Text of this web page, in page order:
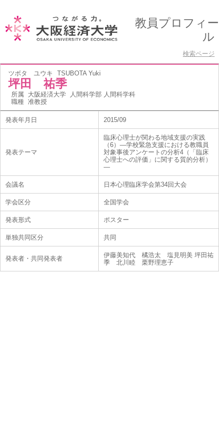
教員プロフィー
ル
検索ページ
ツボタ ユウキ TSUBOTA Yuki
坪田 祐季
所属 大阪経済大学 人間科学部 人間科学科
職種 准教授
発表年月日 2015/09
発表テーマ
臨床心理士が関わる地域支援の実践
（6）―学校緊急支援における教職員
対象事後アンケートの分析4（「臨床
心理士への評価」に関する質的分析）
―
会議名 日本心理臨床学会第34回大会
学会区分 全国学会
発表形式 ポスター
単独共同区分 共同
発表者・共同発表者
伊藤美知代 橘浩太 塩見明美 坪田祐
季 北川睦 栗野理恵子